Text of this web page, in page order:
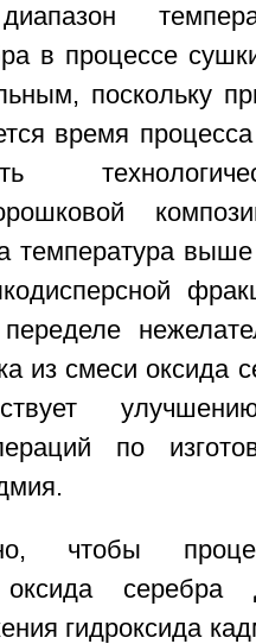
в процессе
поскольку
время
температура выше
переделе
из смеси оксида
по
чтобы
оксида серебра
гидроксида